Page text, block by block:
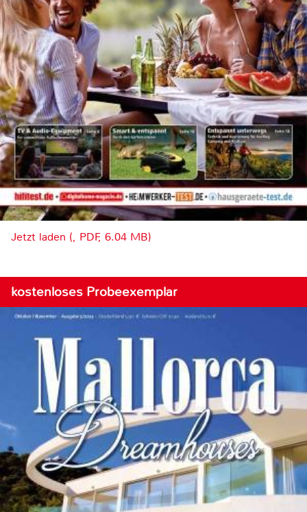
Jetzt laden (, PDF, 6.04 MB)
kostenloses Probeexemplar